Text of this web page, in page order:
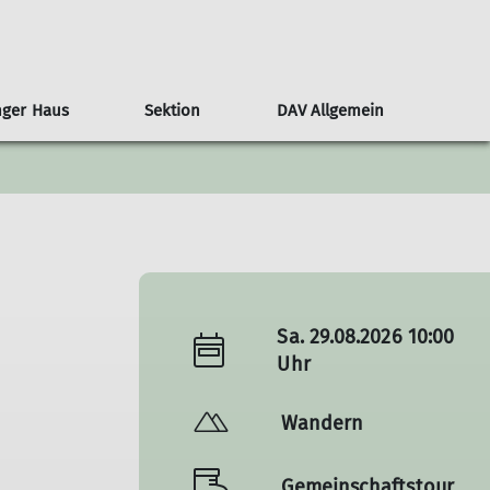
Hock Gipfelziele / -rast
Programm
Senioren Klettern
Haus Sektion
Versicherung
DAV Allgemein
Kampagne #machseinfach
Sa. 29.08.2026 10:00
Uhr
Wandern